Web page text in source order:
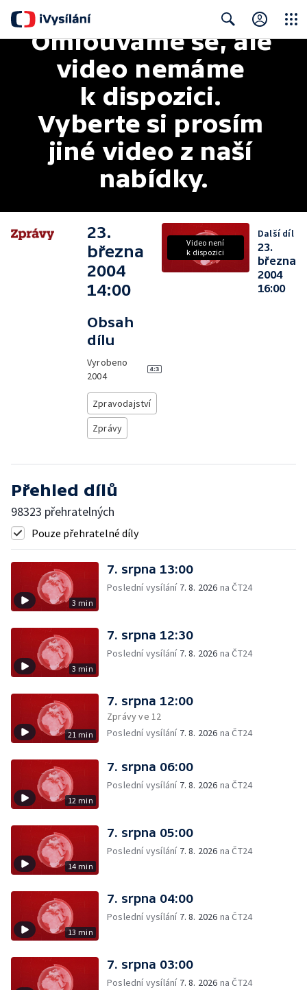
Search
Omlouváme se, ale
video nemáme
k dispozici.
Vyberte si prosím
jiné video z naší
nabídky.
23.
března
2004
14:00
Obsah
dílu
Vyrobeno
2004
Zpravodajství
Zprávy
Video není
k dispozici
Další díl
23.
března
2004
16:00
Přehled dílů
98323 přehratelných
Pouze přehratelné díly
3 min
7. srpna 13:00
Poslední vysílání 7. 8. 2026 na ČT24
3 min
7. srpna 12:30
Poslední vysílání 7. 8. 2026 na ČT24
21 min
7. srpna 12:00
Zprávy ve 12
Poslední vysílání 7. 8. 2026 na ČT24
12 min
7. srpna 06:00
Poslední vysílání 7. 8. 2026 na ČT24
14 min
7. srpna 05:00
Poslední vysílání 7. 8. 2026 na ČT24
13 min
7. srpna 04:00
Poslední vysílání 7. 8. 2026 na ČT24
7. srpna 03:00
Poslední vysílání 7. 8. 2026 na ČT24